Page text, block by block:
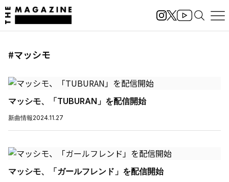
#マッシモ
マッシモ、「TUBURAN」を配信開始
新曲情報2024.11.27
マッシモ、「ガールフレンド」を配信開始